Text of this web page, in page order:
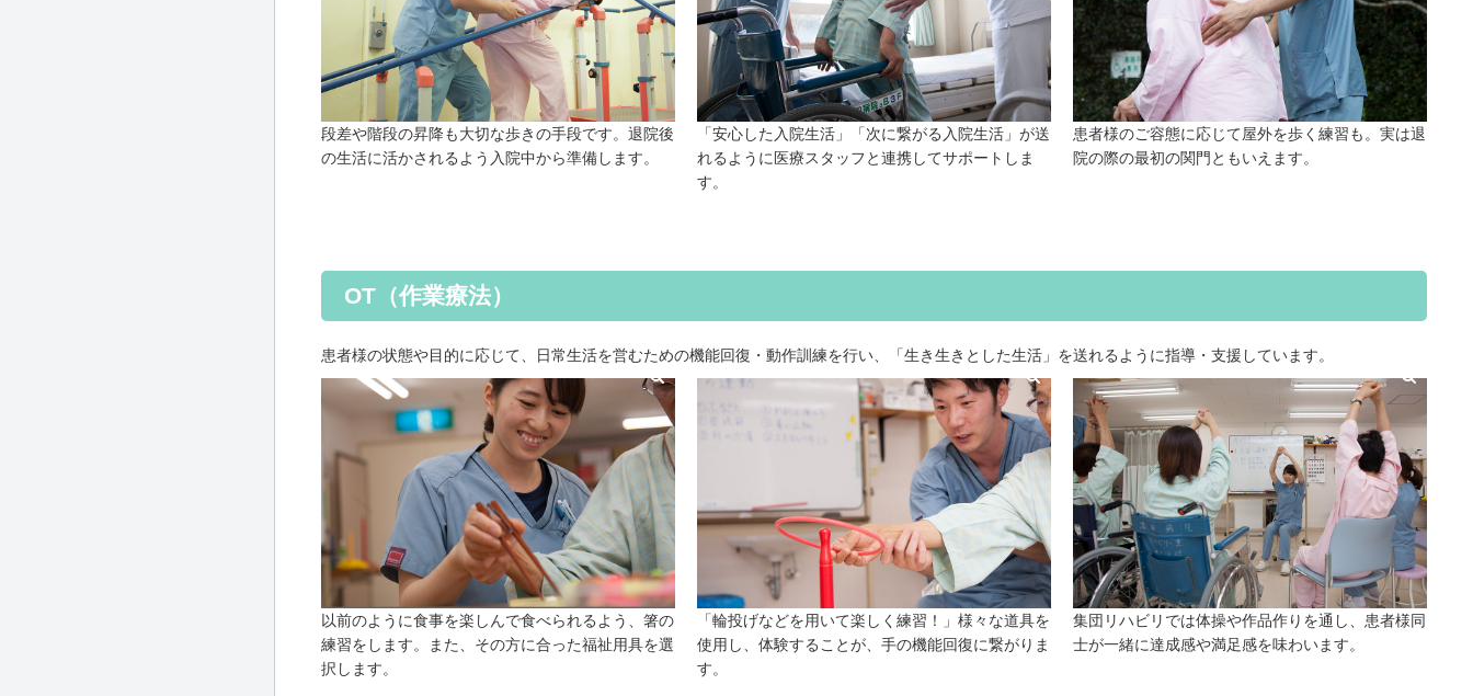
段差や階段の昇降も大切な歩きの手段です。退院後
の生活に活かされるよう入院中から準備します。
「安心した入院生活」「次に繋がる入院生活」が送
れるように医療スタッフと連携してサポートしま
す。
患者様のご容態に応じて屋外を歩く練習も。実は退
院の際の最初の関門ともいえます。
OT（作業療法）
患者様の状態や目的に応じて、日常生活を営むための機能回復・動作訓練を行い、「生き生きとした生活」を送れるように指導・支援しています。
以前のように食事を楽しんで食べられるよう、箸の
練習をします。また、その方に合った福祉用具を選
択します。
「輪投げなどを用いて楽しく練習！」様々な道具を
使用し、体験することが、手の機能回復に繋がりま
す。
集団リハビリでは体操や作品作りを通し、患者様同
士が一緒に達成感や満足感を味わいます。